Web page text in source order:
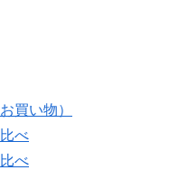
買い物）
べ
べ